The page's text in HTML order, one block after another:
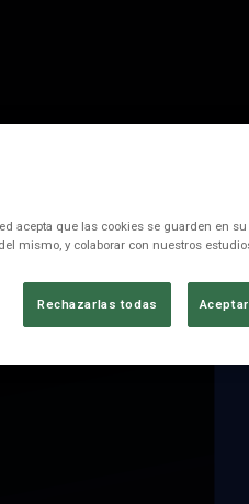
acepta que las cookies se guarden en
mismo, y colaborar con nuestros
Rechazarlas todas